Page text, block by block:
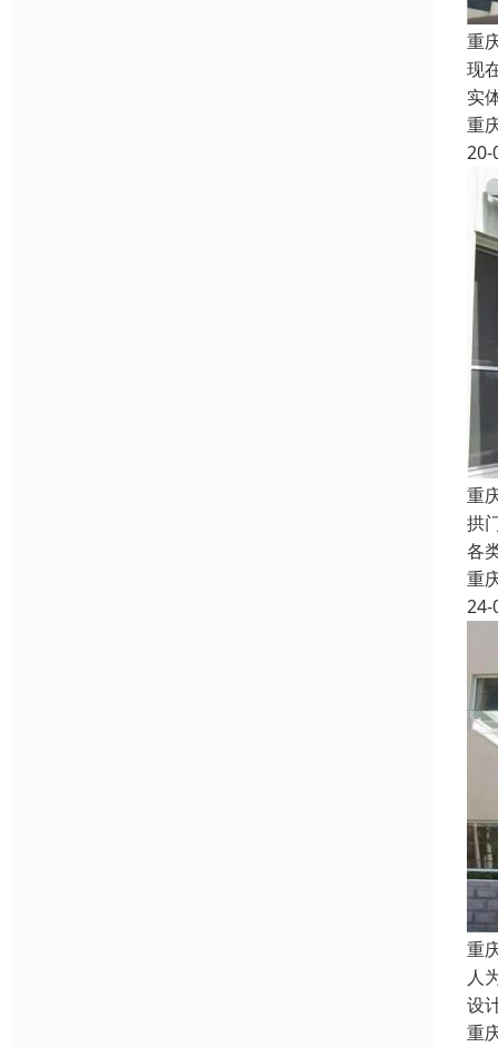
重
现
实
重
20-
重
拱
各
重
24-
重
人
设
重